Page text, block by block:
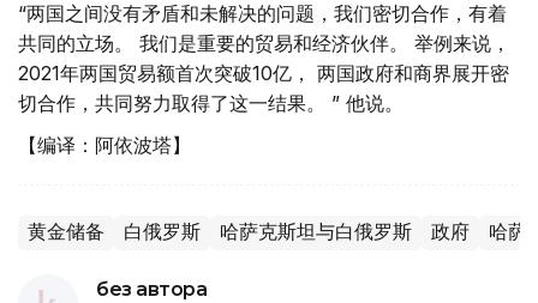
“两国之间没有矛盾和未解决的问题，我们密切合作，有着
共同的立场。 我们是重要的贸易和经济伙伴。 举例来说，
2021年两国贸易额首次突破10亿， 两国政府和商界展开密
切合作，共同努力取得了这一结果。 ” 他说。
【编译：阿依波塔】
黄金储备 白俄罗斯 哈萨克斯坦与白俄罗斯 政府 哈萨
без автора